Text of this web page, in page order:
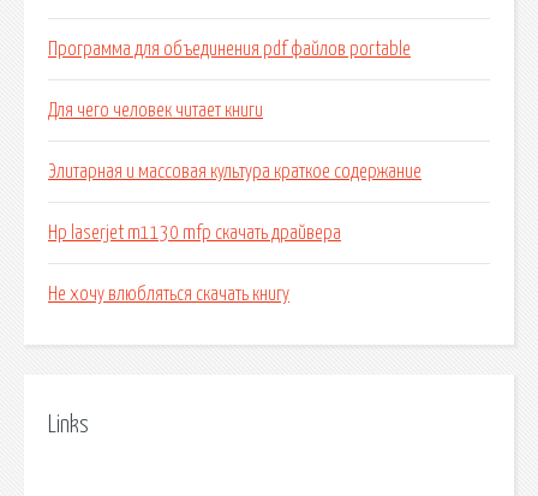
Программа для объединения pdf файлов portable
Для чего человек читает книги
Элитарная и массовая культура краткое содержание
Hp laserjet m1130 mfp скачать драйвера
Не хочу влюбляться скачать книгу
Links